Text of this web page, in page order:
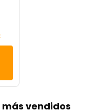
vendidos